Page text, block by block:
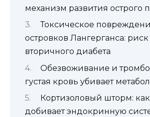
механизм развития острого
Токсическое
островков Лангерганса: риск
вторичного диабета
Обезвоживание и
густая кровь убивает
Кортизоловый шторм: как
добивает эндокринную